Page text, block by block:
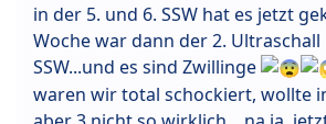
in der 5. und 6. SSW hat es jetzt
Woche war dann der 2. Ultraschall
SSW...und es sind Zwillinge
waren wir total schockiert, wollte